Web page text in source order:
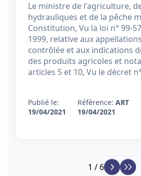
Le ministre de l'agriculture,
hydrauliques et de la pêche
Constitution, Vu la loi n° 99-
1999, relative aux
contrôlée et aux indications
des produits agricoles et
articles 5 et 10, Vu le décret
Publié le:
19/04/2021
Référence: ART
19/04/2021
1 / 6